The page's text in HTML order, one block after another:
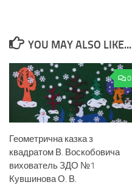
YOU MAY ALSO LIKE...
0
Геометрична казка з
квадратом В. Воскобовича
вихователь ЗДО №1
Кувшинова О. В.